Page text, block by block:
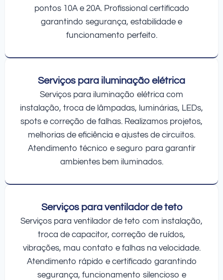
pontos 10A e 20A. Profissional certificado
garantindo segurança, estabilidade e
funcionamento perfeito.
Serviços para iluminação elétrica
Serviços para iluminação elétrica com
instalação, troca de lâmpadas, luminárias, LEDs,
spots e correção de falhas. Realizamos projetos,
melhorias de eficiência e ajustes de circuitos.
Atendimento técnico e seguro para garantir
ambientes bem iluminados.
Serviços para ventilador de teto
Serviços para ventilador de teto com instalação,
troca de capacitor, correção de ruídos,
vibrações, mau contato e falhas na velocidade.
Atendimento rápido e certificado garantindo
segurança, funcionamento silencioso e